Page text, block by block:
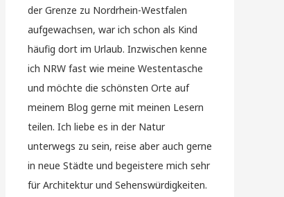
der Grenze zu Nordrhein-Westfalen
aufgewachsen, war ich schon als Kind
häufig dort im Urlaub. Inzwischen kenne
ich NRW fast wie meine Westentasche
und möchte die schönsten Orte auf
meinem Blog gerne mit meinen Lesern
teilen. Ich liebe es in der Natur
unterwegs zu sein, reise aber auch gerne
in neue Städte und begeistere mich sehr
für Architektur und Sehenswürdigkeiten.